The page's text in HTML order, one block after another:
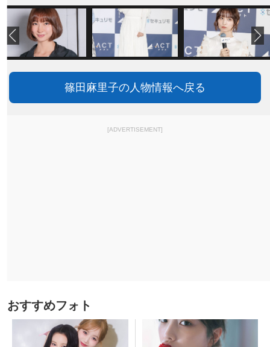
篠田麻里子の人物情報へ戻る
[ADVERTISEMENT]
おすすめフォト